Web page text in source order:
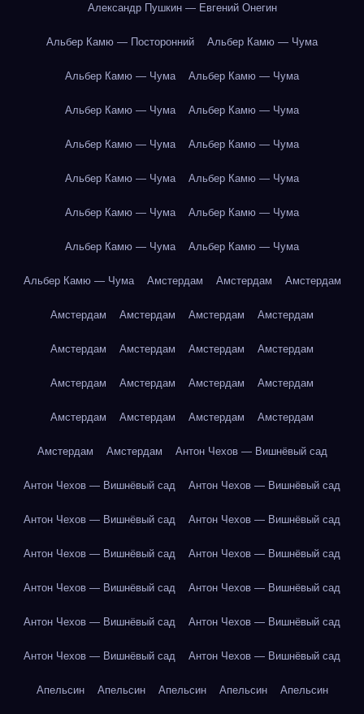
Александр Пушкин — Евгений Онегин
Альбер Камю — Посторонний Альбер Камю — Чума
Альбер Камю — Чума Альбер Камю — Чума
Альбер Камю — Чума Альбер Камю — Чума
Альбер Камю — Чума Альбер Камю — Чума
Альбер Камю — Чума Альбер Камю — Чума
Альбер Камю — Чума Альбер Камю — Чума
Альбер Камю — Чума Альбер Камю — Чума
Альбер Камю — Чума Амстердам Амстердам Амстердам
Амстердам Амстердам Амстердам Амстердам
Амстердам Амстердам Амстердам Амстердам
Амстердам Амстердам Амстердам Амстердам
Амстердам Амстердам Амстердам Амстердам
Амстердам Амстердам Антон Чехов — Вишнёвый сад
Антон Чехов — Вишнёвый сад Антон Чехов — Вишнёвый сад
Антон Чехов — Вишнёвый сад Антон Чехов — Вишнёвый сад
Антон Чехов — Вишнёвый сад Антон Чехов — Вишнёвый сад
Антон Чехов — Вишнёвый сад Антон Чехов — Вишнёвый сад
Антон Чехов — Вишнёвый сад Антон Чехов — Вишнёвый сад
Антон Чехов — Вишнёвый сад Антон Чехов — Вишнёвый сад
Апельсин Апельсин Апельсин Апельсин Апельсин